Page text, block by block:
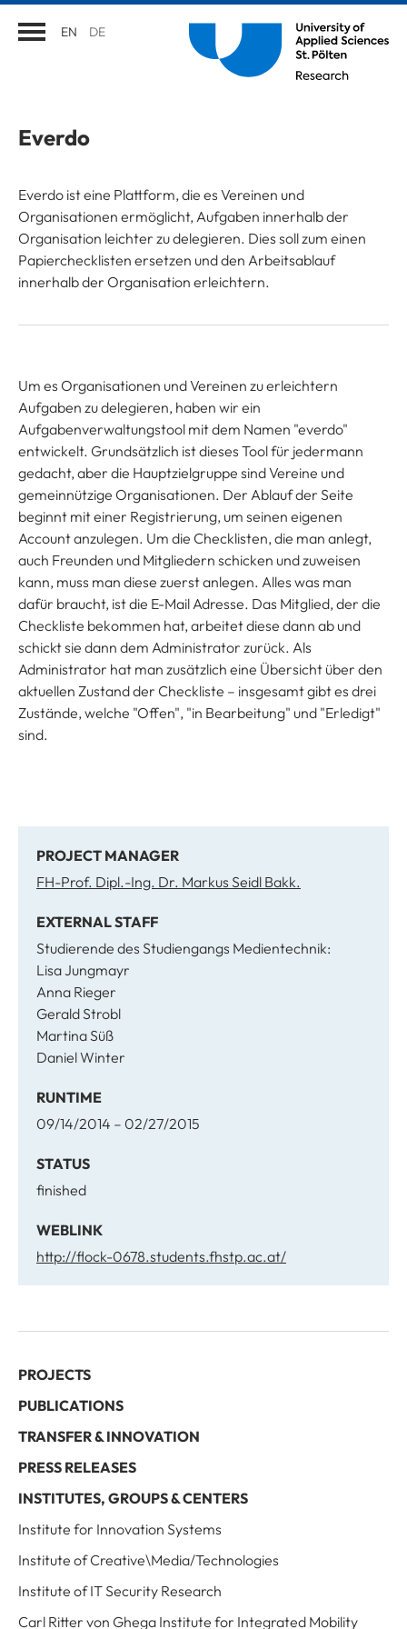
EN DE
Everdo
Everdo ist eine Plattform, die es Vereinen und
Organisationen ermöglicht, Aufgaben innerhalb der
Organisation leichter zu delegieren. Dies soll zum einen
Papierchecklisten ersetzen und den Arbeitsablauf
innerhalb der Organisation erleichtern.
Um es Organisationen und Vereinen zu erleichtern
Aufgaben zu delegieren, haben wir ein
Aufgabenverwaltungstool mit dem Namen "everdo"
entwickelt. Grundsätzlich ist dieses Tool für jedermann
gedacht, aber die Hauptzielgruppe sind Vereine und
gemeinnützige Organisationen. Der Ablauf der Seite
beginnt mit einer Registrierung, um seinen eigenen
Account anzulegen. Um die Checklisten, die man anlegt,
auch Freunden und Mitgliedern schicken und zuweisen
kann, muss man diese zuerst anlegen. Alles was man
dafür braucht, ist die E-Mail Adresse. Das Mitglied, der die
Checkliste bekommen hat, arbeitet diese dann ab und
schickt sie dann dem Administrator zurück. Als
Administrator hat man zusätzlich eine Übersicht über den
aktuellen Zustand der Checkliste – insgesamt gibt es drei
Zustände, welche "Offen", "in Bearbeitung" und "Erledigt"
sind.
PROJECT MANAGER
FH-Prof. Dipl.-Ing. Dr. Markus Seidl Bakk.
EXTERNAL STAFF
Studierende des Studiengangs Medientechnik:
Lisa Jungmayr
Anna Rieger
Gerald Strobl
Martina Süß
Daniel Winter
RUNTIME
09/14/2014 – 02/27/2015
STATUS
finished
WEBLINK
http://flock-0678.students.fhstp.ac.at/
PROJECTS
PUBLICATIONS
TRANSFER & INNOVATION
PRESS RELEASES
INSTITUTES, GROUPS & CENTERS
Institute for Innovation Systems
Institute of Creative\Media/Technologies
Institute of IT Security Research
Carl Ritter von Ghega Institute for Integrated Mobility